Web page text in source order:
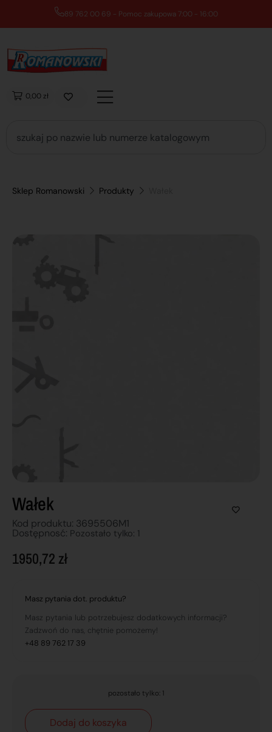
89 762 00 69 - Pomoc zakupowa 7:00 - 16:00
0,00 zł
Sklep Romanowski Produkty
Wałek
Kod produktu: 3695506M1
Dostępnosć: Pozostało tylko: 1
1950,72 zł
Masz pytania dot. produktu?
Masz pytania lub potrzebujesz dodatkowych informacji?
Zadzwoń do nas, chętnie pomożemy!
+48 89 762 17 39
pozostało tylko: 1
Dodaj do koszyka